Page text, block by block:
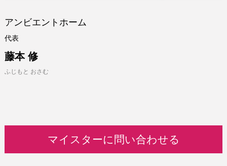
アンビエントホーム
代表
藤本 修
ふじもと おさむ
マイスターに問い合わせる